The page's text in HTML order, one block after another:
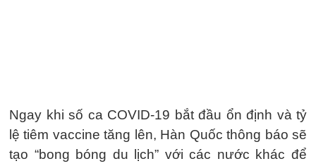
Ngay khi số ca COVID-19 bắt đầu ổn định và tỷ
lệ tiêm vaccine tăng lên, Hàn Quốc thông báo sẽ
tạo “bong bóng du lịch” với các nước khác để